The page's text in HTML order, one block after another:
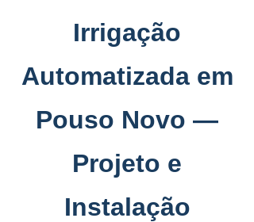
Irrigação
Automatizada em
Pouso Novo —
Projeto e
Instalação